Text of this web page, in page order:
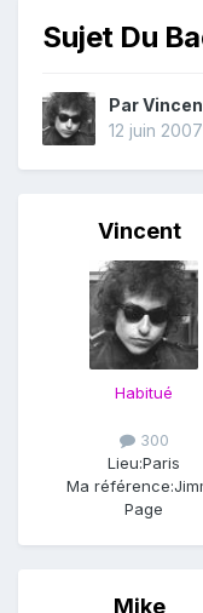
Sujet Du
Par
12 juin 2007
Vincent
Habitué
300
Lieu:Paris
Ma référence:
Page
Mike